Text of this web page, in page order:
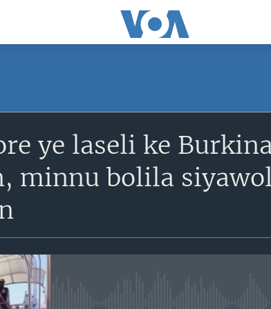
ye laseli ke
minnu bolila